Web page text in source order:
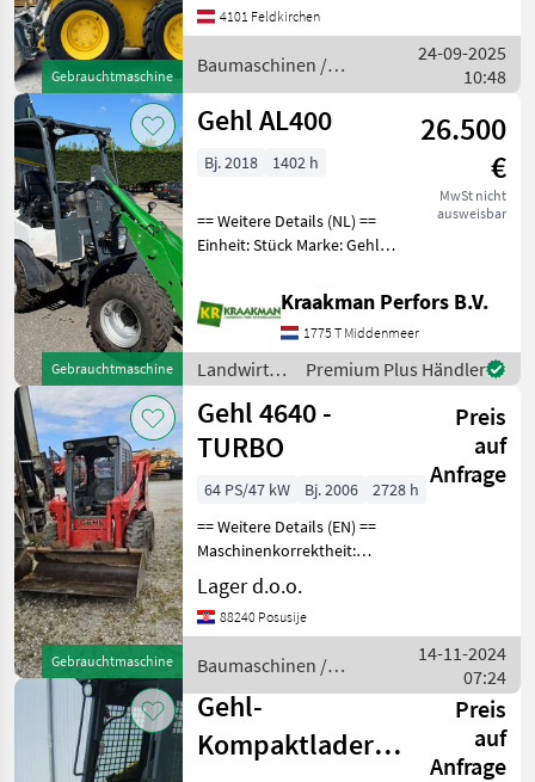
Gebrauchtmaschine
Baujahr.............2016
S/N.................E193739
Stundenzähler.......14
4101 Feldkirchen
Baumaschinen /
Gehl
24-09-2025
10:48
Gebrauchtmaschine
Gehl AL400
26.500
€
MwSt nicht
ausweisbar
Bj. 2018 1402 h
== Weitere Details (NL) ==
Einheit: Stück Marke: Gehl
Baujahr: 2018
Betriebsstunden: 1402 1x
doppeltwirkendes Ventil
Alarmanlage Masseunter
Kraakman Perfors B.V.
1775 T Middenmeer
Landwirtsch.
Motorfahrzeuge
/ Gehl
Premium Plus Händler
Gebrauchtmaschine
Gehl 4640 -
TURBO
Preis
auf
Anfrage
64 PS/47 kW Bj. 2006
2728 h
== Weitere Details (EN) ==
Maschinenkorrektheit:
Richtig ROPS/FOPS-
Schutzdach
Schnellkupplung maximale
Pumpenleistung 72 l/min
Korb Bau
Lager d.o.o.
88240 Posusije
Baumaschinen /
Gehl
14-11-2024
07:24
Gehl-
Kompaktlader
Preis
auf
Anfrage